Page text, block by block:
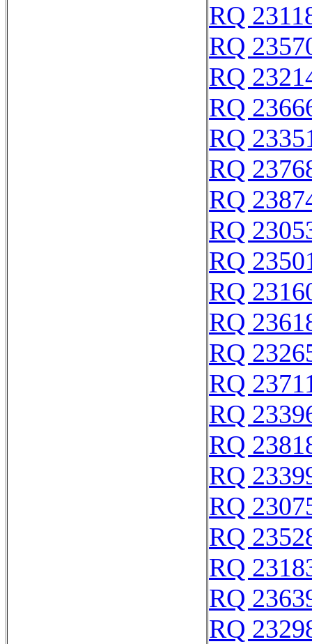
RQ
RQ
RQ
RQ
RQ
RQ
RQ
RQ
RQ
RQ
RQ
RQ
RQ
RQ
RQ
RQ
RQ
RQ
RQ
RQ
RQ